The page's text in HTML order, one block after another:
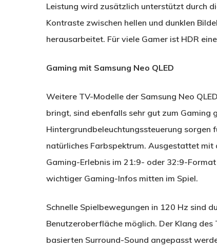
Leistung wird zusätzlich unterstützt durch
Kontraste zwischen hellen und dunklen
herausarbeitet. Für viele Gamer ist HDR
Gaming mit Samsung Neo QLED
Weitere TV-Modelle der Samsung Neo
bringt, sind ebenfalls sehr gut zum Gaming
Hintergrundbeleuchtungssteuerung sorgen
natürliches Farbspektrum. Ausgestattet mit
Gaming-Erlebnis im 21:9- oder 32:9-
wichtiger Gaming-Infos mitten im Spiel.
Schnelle Spielbewegungen in 120 Hz sind
Benutzeroberfläche möglich. Der Klang
basierten Surround-Sound angepasst